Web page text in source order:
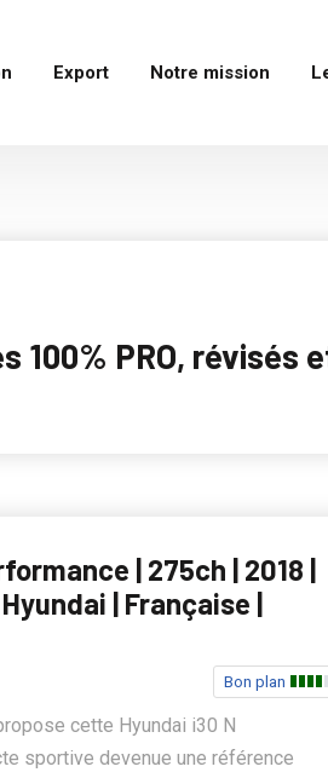
Export Notre mission
100% PRO, révisés
| 275ch | 2018 |
| Française |
Bon plan
cette Hyundai i30 N
sportive devenue une référence